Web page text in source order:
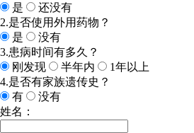
是
还没有
2.是否使用外用药物？
是
没有
3.患病时间有多久？
刚发现
半年内
1年以上
4.是否有家族遗传史？
有
没有
姓名：